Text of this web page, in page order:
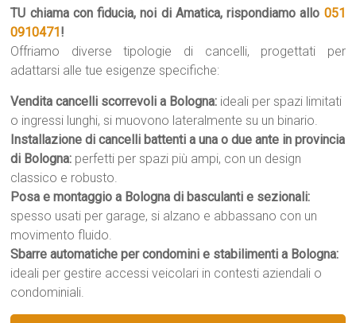
TU chiama con fiducia, noi di Amatica, rispondiamo allo 051
0910471!
Offriamo diverse tipologie di cancelli, progettati per
adattarsi alle tue esigenze specifiche:
Vendita cancelli scorrevoli a Bologna: ideali per spazi limitati
o ingressi lunghi, si muovono lateralmente su un binario.
Installazione di cancelli battenti a una o due ante in provincia
di Bologna: perfetti per spazi più ampi, con un design
classico e robusto.
Posa e montaggio a Bologna di basculanti e sezionali:
spesso usati per garage, si alzano e abbassano con un
movimento fluido.
Sbarre automatiche per condomini e stabilimenti a Bologna:
ideali per gestire accessi veicolari in contesti aziendali o
condominiali.